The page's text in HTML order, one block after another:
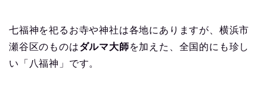
七福神を祀るお寺や神社は各地にありますが、横浜市
瀬谷区のものはダルマ大師を加えた、全国的にも珍し
い「八福神」です。